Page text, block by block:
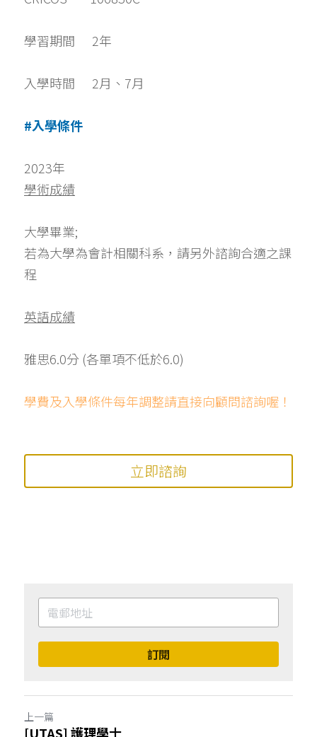
學習期間      2年
入學時間      2月、7月
#入學條件
2023年
學術成績
大學畢業;
若為大學為會計相關科系，請另外諮詢合適之課
程
英語成績
雅思6.0分 (各單項不低於6.0)
立即諮詢
訂閱
上一篇
[UTAS] 護理學士